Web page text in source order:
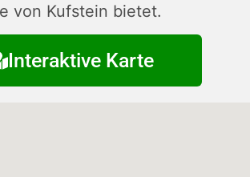
von Kufstein bietet.
Interaktive Karte